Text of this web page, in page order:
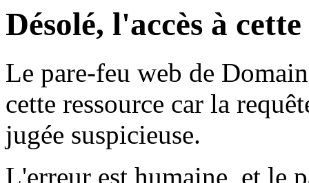
Désolé, l'accès à
Le pare-feu web de
cette ressource car la
jugée suspicieuse.
L'erreur est humaine, et le